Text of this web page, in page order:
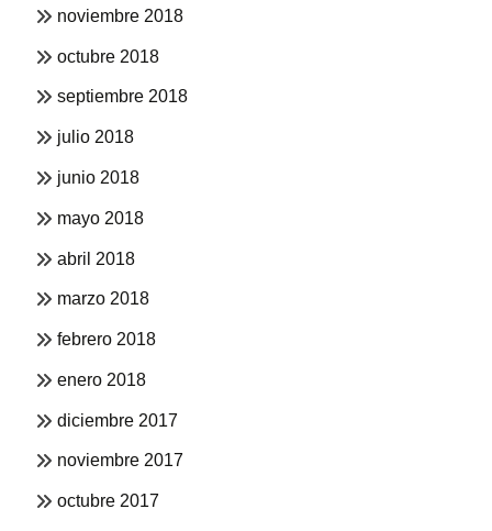
noviembre 2018
octubre 2018
septiembre 2018
julio 2018
junio 2018
mayo 2018
abril 2018
marzo 2018
febrero 2018
enero 2018
diciembre 2017
noviembre 2017
octubre 2017